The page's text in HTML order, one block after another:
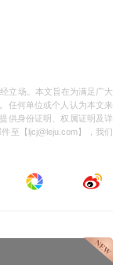
立场。本文旨在为满足广大
任何单位或个人认为本文来
供身份证明、权属证明及详
件至【ljcj@leju.com】，我们